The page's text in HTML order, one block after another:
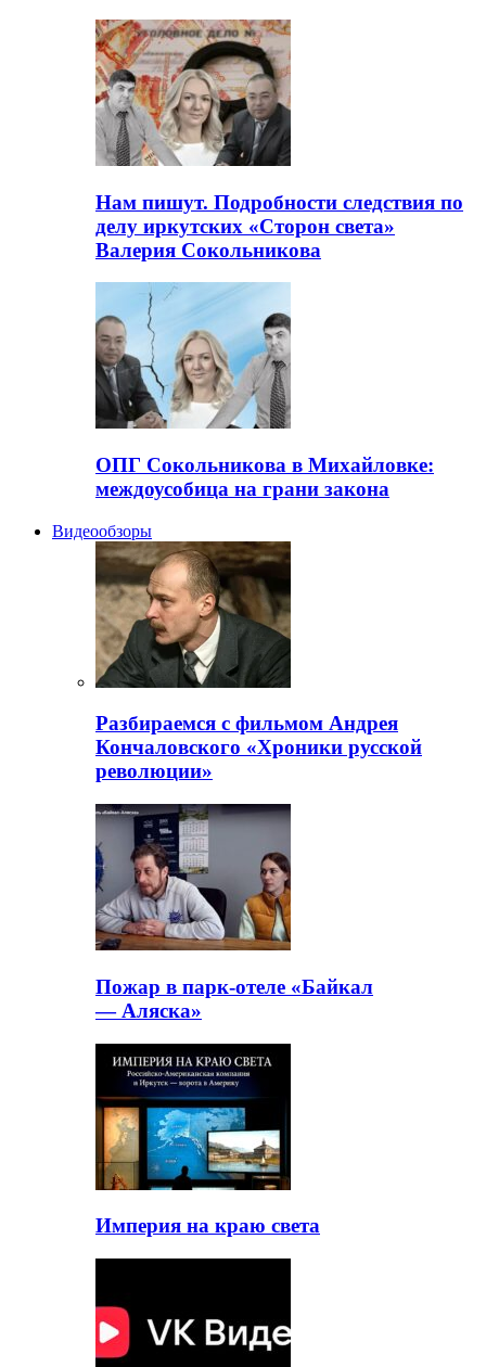
Нам пишут. Подробности следствия по
делу иркутских «Сторон света»
Валерия Сокольникова
ОПГ Сокольникова в Михайловке:
междоусобица на грани закона
Видеообзоры
Разбираемся с фильмом Андрея
Кончаловского «Хроники русской
революции»
Пожар в парк-отеле «Байкал
— Аляска»
Империя на краю света